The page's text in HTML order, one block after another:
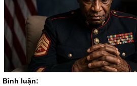
Bình luận: